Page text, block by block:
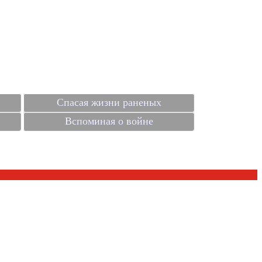
Спасая жизни раненых
Вспоминая о войне